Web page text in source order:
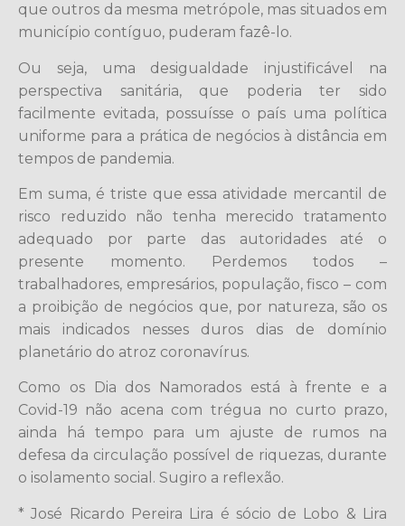
que outros da mesma metrópole, mas situados em
município contíguo, puderam fazê-lo.
Ou seja, uma desigualdade injustificável na
perspectiva sanitária, que poderia ter sido
facilmente evitada, possuísse o país uma política
uniforme para a prática de negócios à distância em
tempos de pandemia.
Em suma, é triste que essa atividade mercantil de
risco reduzido não tenha merecido tratamento
adequado por parte das autoridades até o
presente momento. Perdemos todos –
trabalhadores, empresários, população, fisco – com
a proibição de negócios que, por natureza, são os
mais indicados nesses duros dias de domínio
planetário do atroz coronavírus.
Como os Dia dos Namorados está à frente e a
Covid-19 não acena com trégua no curto prazo,
ainda há tempo para um ajuste de rumos na
defesa da circulação possível de riquezas, durante
o isolamento social. Sugiro a reflexão.
* José Ricardo Pereira Lira é sócio de Lobo & Lira